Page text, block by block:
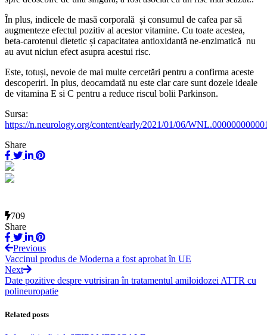
În plus, indicele de masă corporală și consumul de cafea par să
augmenteze efectul pozitiv al acestor vitamine. Cu toate acestea,
beta-carotenul dietetic și capacitatea antioxidantă ne-enzimatică nu
au avut niciun efect asupra acestui risc.
Este, totuși, nevoie de mai multe cercetări pentru a confirma aceste
descoperiri. In plus, deocamdată nu este clar care sunt dozele ideale
de vitamina E si C pentru a reduce riscul bolii Parkinson.
Sursa:
https://n.neurology.org/content/early/2021/01/06/
Share
709
Share
Previous
Vaccinul produs de Moderna a fost aprobat în UE
Next
Date pozitive despre vutrisiran în tratamentul amiloidozei ATTR cu
polineuropatie
Related posts